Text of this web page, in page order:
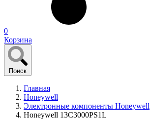
0
Корзина
Поиск
Главная
Honeywell
Электронные компоненты Honeywell
Honeywell 13C3000PS1L